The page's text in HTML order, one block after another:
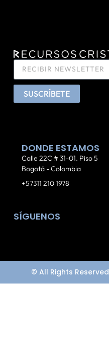
SUSCRÍBETE
DONDE ESTAMOS
Calle 22C # 31-01. Piso 5
Bogotá - Colombia
+57311 210 1978
SÍGUENOS
© All Rights Reserved.